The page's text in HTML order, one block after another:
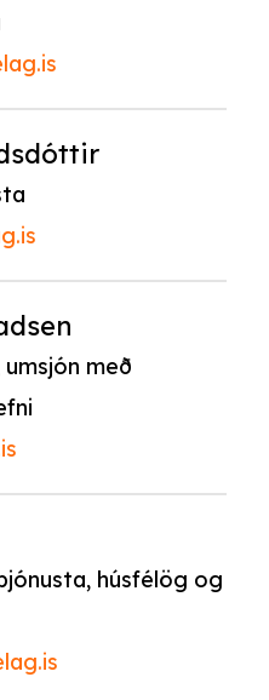
með
húsfélög og